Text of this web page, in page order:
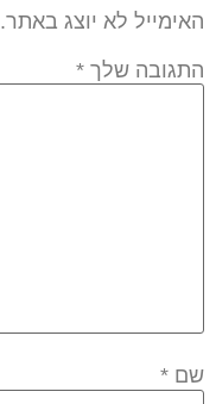
האימייל לא יוצג באתר.
התגובה שלך *
שם *